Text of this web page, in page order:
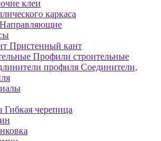
клеи
каркаса
Направляющие
Пристенный кант
Профили строительные
Соединители,
Гибкая черепица